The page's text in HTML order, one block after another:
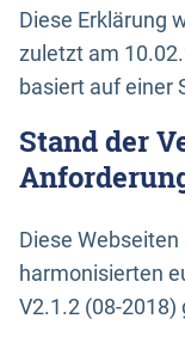
Diese Erklärung
zuletzt am
basiert auf einer
Stand der
Diese
harmonisierten
V2.1.2 (08-